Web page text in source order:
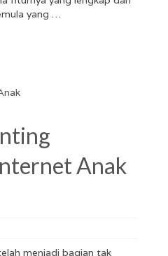
yang …
Anak
menjadi bagian tak